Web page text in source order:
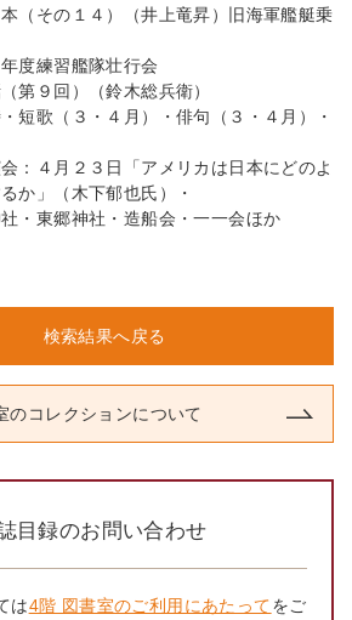
（その１４）（井上竜昇）旧海軍艦艇乗
度練習艦隊壮行会
第９回）（鈴木総兵衛）
短歌（３・４月）・俳句（３・４月）・
：４月２３日「アメリカは日本にどのよ
か」（木下郁也氏）・
・東郷神社・造船会・一一会ほか
検索結果へ戻る
のコレクションについて
目録のお問い合わせ
は4階 図書室のご利用にあたってをご